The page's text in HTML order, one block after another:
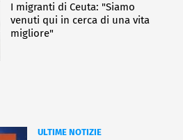
I migranti di Ceuta: "Siamo
venuti qui in cerca di una vita
migliore"
ULTIME NOTIZIE